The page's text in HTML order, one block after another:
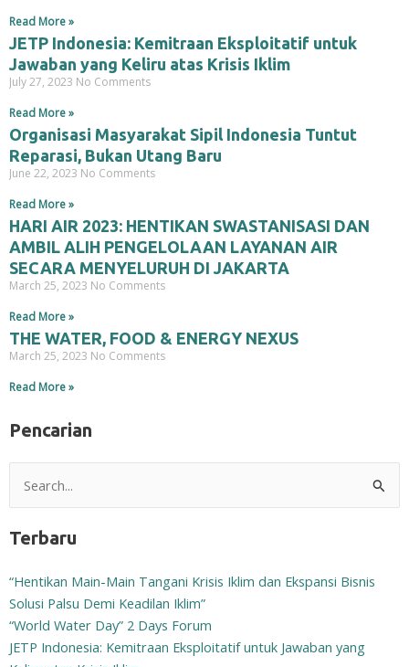
Read More »
JETP Indonesia: Kemitraan Eksploitatif untuk
Jawaban yang Keliru atas Krisis Iklim
July 27, 2023 No Comments
Read More »
Organisasi Masyarakat Sipil Indonesia Tuntut
Reparasi, Bukan Utang Baru
June 22, 2023 No Comments
Read More »
HARI AIR 2023: HENTIKAN SWASTANISASI DAN
AMBIL ALIH PENGELOLAAN LAYANAN AIR
SECARA MENYELURUH DI JAKARTA
March 25, 2023 No Comments
Read More »
THE WATER, FOOD & ENERGY NEXUS
March 25, 2023 No Comments
Read More »
Pencarian
Search
for:
Terbaru
“Hentikan Main-Main Tangani Krisis Iklim dan Ekspansi Bisnis
Solusi Palsu Demi Keadilan Iklim”
“World Water Day” 2 Days Forum
JETP Indonesia: Kemitraan Eksploitatif untuk Jawaban yang